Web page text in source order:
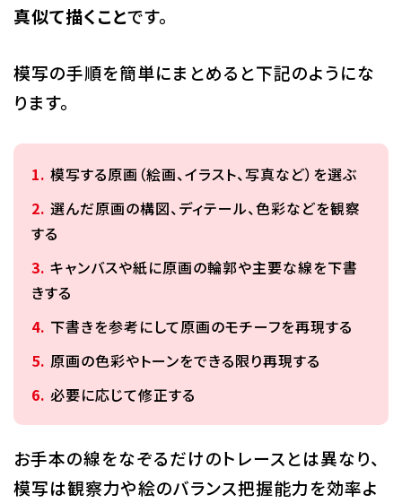
真似て描くことです。
模写の手順を簡単にまとめると下記のようにな
ります。
模写する原画（絵画、イラスト、写真など）を選ぶ
選んだ原画の構図、ディテール、色彩などを観察
する
キャンバスや紙に原画の輪郭や主要な線を下書
きする
下書きを参考にして原画のモチーフを再現する
原画の色彩やトーンをできる限り再現する
必要に応じて修正する
お手本の線をなぞるだけのトレースとは異なり、
模写は観察力や絵のバランス把握能力を効率よ